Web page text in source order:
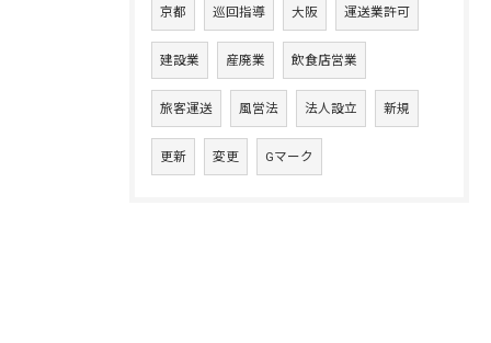
京都 巡回指導 大阪 運送業許可
建設業 産廃業 飲食店営業
旅客運送 風営法 法人設立 新規
更新 変更 Gマーク